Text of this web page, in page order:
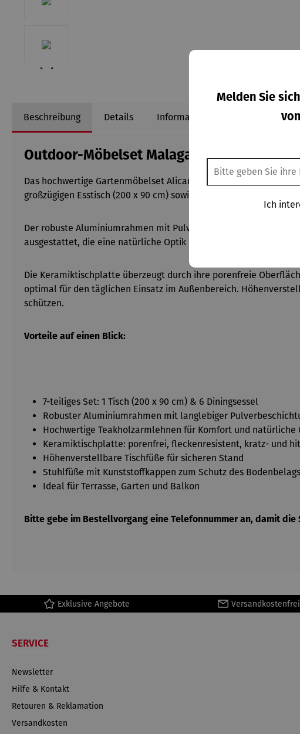
Beschreibung Details Informationen zum Hersteller
Outdoor-Möbelset Malaga & Alicante
Das hochwertige Gartenmöbelset Alicante mit Tisch Malaga
großzügigen Esstisch (200 x 90 cm) sowie sechs komfortablen
Der robuste Aluminiumrahmen mit Pulverbeschichtung sorgt für
ausgestattet, die eine natürliche Optik mit angenehmem Komfort
Die Keramiktischplatte überzeugt durch ihre porenfreie
optimal für den täglichen Einsatz im Außenbereich.
schützen.
Vorteile auf einen Blick:
7-teiliges Set: 1 Tisch (200 x 90 cm) & 6 Diningsessel
Robuster Aluminiumrahmen mit langlebiger
Hochwertige Teakholzarmlehnen für Komfort und natürliche
Keramiktischplatte: porenfrei, fleckenresistent, kratz- und
Höhenverstellbare Tischfüße für sicheren Stand
Stuhlfüße mit Kunststoffkappen zum Schutz des Bodenbelags
Ideal für Terrasse, Garten und Balkon
Bitte gebe im Bestellvorgang eine Telefonnummer an, damit
Exklusive Angebote
SERVICE
Newsletter
Hilfe & Kontakt
Retouren & Reklamation
Versandkosten
Melden Sie
Ich